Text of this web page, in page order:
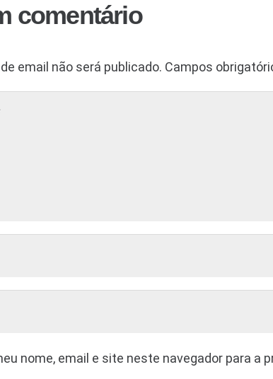
comentário
email não será publicado. Campos
nome, email e site neste navegador para a